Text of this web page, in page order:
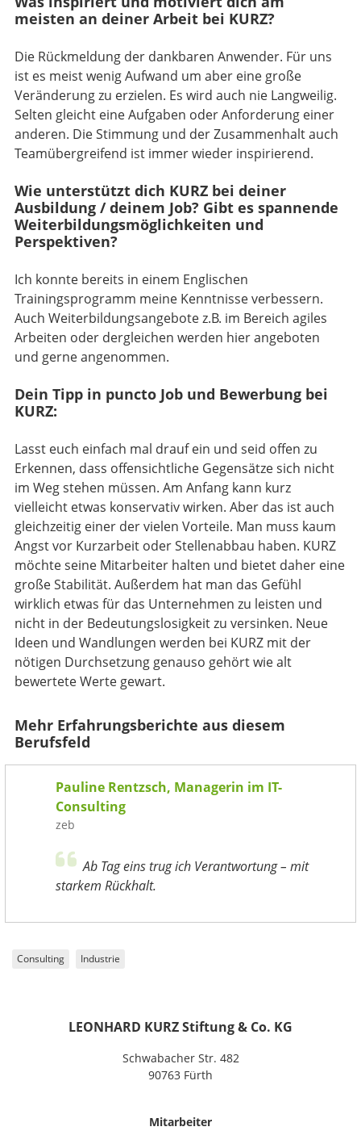
meisten an deiner Arbeit bei KURZ?
Die Rückmeldung der dankbaren Anwender. Für uns
ist es meist wenig Aufwand um aber eine große
Veränderung zu erzielen. Es wird auch nie Langweilig.
Selten gleicht eine Aufgaben oder Anforderung einer
anderen. Die Stimmung und der Zusammenhalt auch
Teamübergreifend ist immer wieder inspirierend.
Wie unterstützt dich KURZ bei deiner
Ausbildung / deinem Job? Gibt es spannende
Weiterbildungsmöglichkeiten und
Perspektiven?
Ich konnte bereits in einem Englischen
Trainingsprogramm meine Kenntnisse verbessern.
Auch Weiterbildungsangebote z.B. im Bereich agiles
Arbeiten oder dergleichen werden hier angeboten
und gerne angenommen.
Dein Tipp in puncto Job und Bewerbung bei
KURZ:
Lasst euch einfach mal drauf ein und seid offen zu
Erkennen, dass offensichtliche Gegensätze sich nicht
im Weg stehen müssen. Am Anfang kann kurz
vielleicht etwas konservativ wirken. Aber das ist auch
gleichzeitig einer der vielen Vorteile. Man muss kaum
Angst vor Kurzarbeit oder Stellenabbau haben. KURZ
möchte seine Mitarbeiter halten und bietet daher eine
große Stabilität. Außerdem hat man das Gefühl
wirklich etwas für das Unternehmen zu leisten und
nicht in der Bedeutungslosigkeit zu versinken. Neue
Ideen und Wandlungen werden bei KURZ mit der
nötigen Durchsetzung genauso gehört wie alt
bewertete Werte gewart.
Mehr Erfahrungsberichte aus diesem
Berufsfeld
Pauline Rentzsch, Managerin im IT-
Consulting
zeb
Ab Tag eins trug ich Verantwortung – mit
starkem Rückhalt.
Consulting Industrie
LEONHARD KURZ Stiftung & Co. KG
Schwabacher Str. 482
90763 Fürth
Mitarbeiter